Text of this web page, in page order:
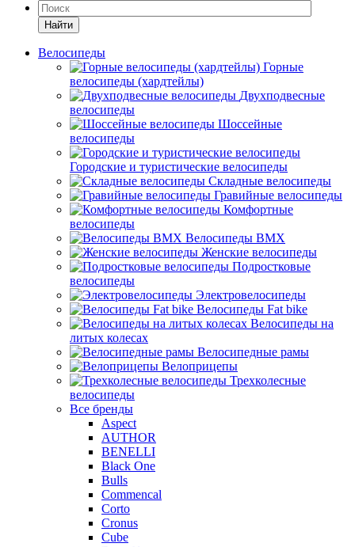
Найти
Велосипеды
Горные
велосипеды (хардтейлы)
Двухподвесные
велосипеды
Шоссейные
велосипеды
Городские и туристические велосипеды
Складные велосипеды
Гравийные велосипеды
Комфортные
велосипеды
Велосипеды BMX
Женские велосипеды
Подростковые
велосипеды
Электровелосипеды
Велосипеды Fat bike
Велосипеды на
литых колесах
Велосипедные рамы
Велоприцепы
Трехколесные
велосипеды
Все бренды
Aspect
AUTHOR
BENELLI
Black One
Bulls
Commencal
Corto
Cronus
Cube